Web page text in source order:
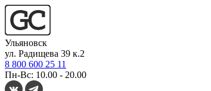
Ульяновск
ул. Радищева 39 к.2
8 800 600 25 11
Пн-Вс: 10.00 - 20.00